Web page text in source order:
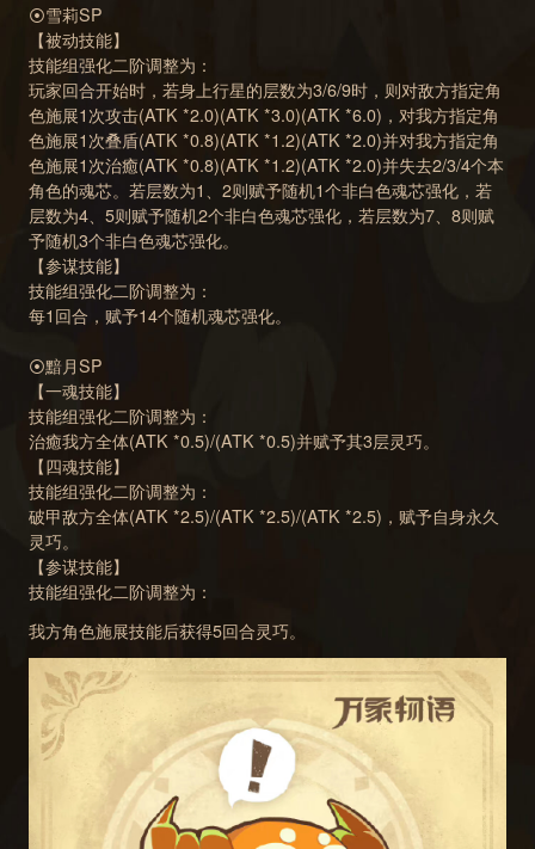
⦿雪莉SP
【被动技能】
技能组强化二阶调整为：
玩家回合开始时，若身上行星的层数为3/6/9时，则对敌方指定角
色施展1次攻击(ATK *2.0)(ATK *3.0)(ATK *6.0)，对我方指定角
色施展1次叠盾(ATK *0.8)(ATK *1.2)(ATK *2.0)并对我方指定角
色施展1次治癒(ATK *0.8)(ATK *1.2)(ATK *2.0)并失去2/3/4个本
角色的魂芯。若层数为1、2则赋予随机1个非白色魂芯强化，若
层数为4、5则赋予随机2个非白色魂芯强化，若层数为7、8则赋
予随机3个非白色魂芯强化。
【参谋技能】
技能组强化二阶调整为：
每1回合，赋予14个随机魂芯强化。
⦿黯月SP
【一魂技能】
技能组强化二阶调整为：
治癒我方全体(ATK *0.5)/(ATK *0.5)并赋予其3层灵巧。
【四魂技能】
技能组强化二阶调整为：
破甲敌方全体(ATK *2.5)/(ATK *2.5)/(ATK *2.5)，赋予自身永久
灵巧。
【参谋技能】
技能组强化二阶调整为：
我方角色施展技能后获得5回合灵巧。